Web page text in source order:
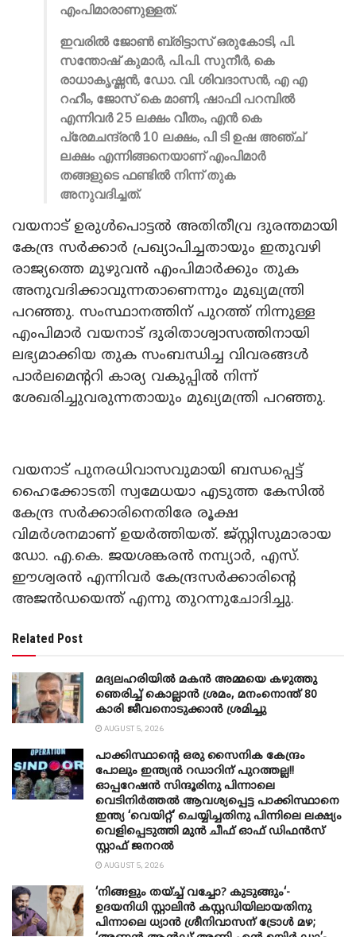
എംപിമാരാണുള്ളത്.
ഇവരില്‍ ജോണ്‍ ബ്രിട്ടാസ് ഒരുകോടി, പി.
സന്തോഷ് കുമാര്‍, പി.പി. സുനീര്‍, കെ
രാധാകൃഷ്ണന്‍, ഡോ. വി. ശിവദാസന്‍, എ എ
റഹീം, ജോസ് കെ മാണി, ഷാഫി പറമ്പില്‍
എന്നിവര്‍ 25 ലക്ഷം വീതം, എന്‍ കെ
പ്രേമചന്ദ്രന്‍ 10 ലക്ഷം, പി ടി ഉഷ അഞ്ച്
ലക്ഷം എന്നിങ്ങനെയാണ് എംപിമാര്‍
തങ്ങളുടെ ഫണ്ടില്‍ നിന്ന് തുക
അനുവദിച്ചത്.
വയനാട് ഉരുള്‍പൊട്ടല്‍ അതിതീവ്ര ദുരന്തമായി
കേന്ദ്ര സര്‍ക്കാര്‍ പ്രഖ്യാപിച്ചതായും ഇതുവഴി
രാജ്യത്തെ മുഴുവന്‍ എംപിമാര്‍ക്കും തുക
അനുവദിക്കാവുന്നതാണെന്നും മുഖ്യമന്ത്രി
പറഞ്ഞു. സംസ്ഥാനത്തിന് പുറത്ത് നിന്നുള്ള
എംപിമാര്‍ വയനാട് ദുരിതാശ്വാസത്തിനായി
ലഭ്യമാക്കിയ തുക സംബന്ധിച്ച വിവരങ്ങള്‍
പാര്‍ലമെന്ററി കാര്യ വകുപ്പില്‍ നിന്ന്
ശേഖരിച്ചുവരുന്നതായും മുഖ്യമന്ത്രി പറഞ്ഞു.
വയനാട് പുനരധിവാസവുമായി ബന്ധപ്പെട്ട്
ഹൈക്കോടതി സ്വമേധയാ എടുത്ത കേസില്‍
കേന്ദ്ര സര്‍ക്കാരിനെതിരേ രൂക്ഷ
വിമര്‍ശനമാണ് ഉയര്‍ത്തിയത്. ജ്‌സ്റ്റിസുമാരായ
ഡോ. എ.കെ. ജയശങ്കരന്‍ നമ്പ്യാര്‍, എസ്.
ഈശ്വരന്‍ എന്നിവര്‍ കേന്ദ്രസര്‍ക്കാരിന്റെ
അജന്‍ഡയെന്ത് എന്നു തുറന്നുചോദിച്ചു.
Related Post
മദ്യലഹരിയിൽ മകൻ അമ്മയെ കഴുത്തു
ഞെരിച്ച് കൊല്ലാൻ ശ്രമം, മനംനൊന്ത് 80
കാരി ജീവനൊടുക്കാൻ ശ്രമിച്ചു
AUGUST 5, 2026
പാക്കിസ്ഥാന്റെ ഒരു സൈനിക കേന്ദ്രം
പോലും ഇന്ത്യൻ റഡാറിന് പുറത്തല്ല!!
ഓപ്പറേഷൻ സിന്ദൂരിനു പിന്നാലെ
വെടിനിർത്തൽ ആവശ്യപ്പെട്ട പാക്കിസ്ഥാനെ
ഇന്ത്യ ‘വെയിറ്റ്’ ചെയ്യിച്ചതിനു പിന്നിലെ ലക്ഷ്യം
വെളിപ്പെടുത്തി മുൻ ചീഫ് ഓഫ് ഡിഫൻസ്
സ്റ്റാഫ് ജനറൽ
AUGUST 5, 2026
‘നിങ്ങളും തയ്ച്ച് വച്ചോ? കുടുങ്ങും‘-
ഉദയനിധി സ്റ്റാലിൻ കസ്റ്റഡിയിലായതിനു
പിന്നാലെ ധ്യാൻ ശ്രീനിവാസന് ട്രോൾ മഴ;